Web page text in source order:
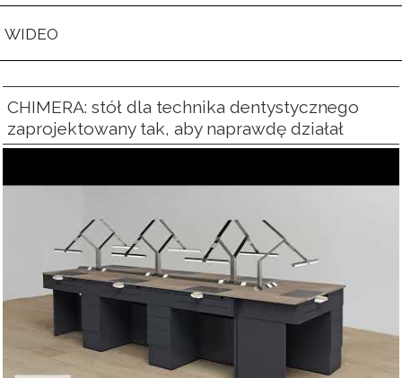
WIDEO
CHIMERA: stół dla technika dentystycznego
zaprojektowany tak, aby naprawdę działał